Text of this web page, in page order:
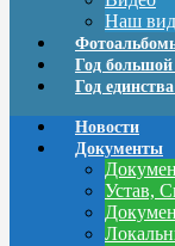
Наш
Год
Год
Новости
Документы
Устав,